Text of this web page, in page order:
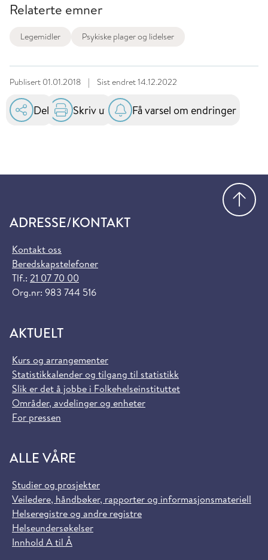
Relaterte emner
Legemidler Psykiske plager og lidelser
Publisert 01.01.2018 | Sist endret14.12.2022
Del Skriv ut Få varsel om endringer
ADRESSE/KONTAKT
Kontakt oss
Beredskapstelefoner
Tlf.: 21 07 70 00
Org.nr: 983 744 516
AKTUELT
Kurs og arrangementer
Statistikkalender og tilgang til statistikk
Slik er det å jobbe i Folkehelseinstituttet
Områder, avdelinger og enheter
For pressen
ALLE VÅRE
Studier og prosjekter
Veiledere, håndbøker, rapporter og informasjonsmateriell
Helseregistre og andre registre
Helseundersøkelser
Innhold A til Å